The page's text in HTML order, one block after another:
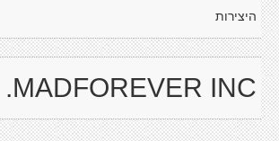
היצירות
MADFOREVER INC.